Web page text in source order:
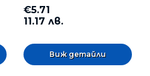
€5.71
11.17 лв.
Виж детайли